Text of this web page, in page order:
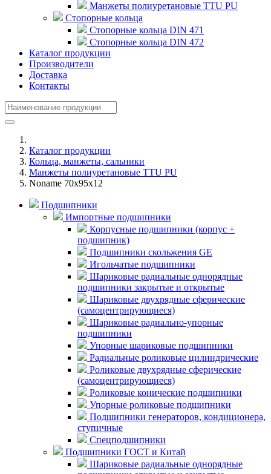
Манжеты полиуретановые TTU PU
Стопорные кольца
Стопорные кольца DIN 471
Стопорные кольца DIN 472
Каталог продукции
Производители
Доставка
Контакты
Каталог продукции
Кольца, манжеты, сальники
Манжеты полиуретановые TTU PU
Noname 70x95x12
Подшипники
Импортные подшипники
Корпусные подшипники (корпус +
подшипник)
Подшипники скольжения GE
Игольчатые подшипники
Шариковые радиальные однорядные
подшипники закрытые и открытые
Шариковые двухрядные сферические
(самоцентрирующиеся)
Шариковые радиально-упорные
подшипники
Упорные шариковые подшипники
Радиальные роликовые цилиндрические
Роликовые двухрядные сферические
(самоцентрирующиеся)
Роликовые конические подшипники
Упорные роликовые подшипники
Подшипники генераторов, кондиционера,
ступичные
Спецподшипники
Подшипники ГОСТ и Китай
Шариковые радиальные однорядные